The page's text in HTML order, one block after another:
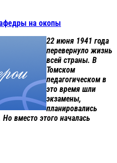
на окопы
22 июня 1941 года
перевернуло жизнь
всей страны. В
Томском
педагогическом в
это время шли
экзамены,
планировались
вместо этого началась